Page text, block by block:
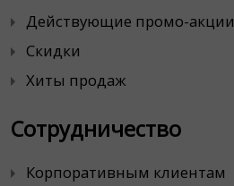
Действующие промо-акции
Скидки
Хиты продаж
Сотрудничество
Корпоративным клиентам